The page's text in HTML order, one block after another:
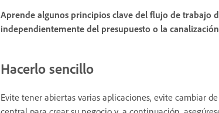
Aprende algunos principios clave del flujo de trabajo
independientemente del presupuesto o la
Hacerlo sencillo
Evite tener abiertas varias aplicaciones, evite cambiar